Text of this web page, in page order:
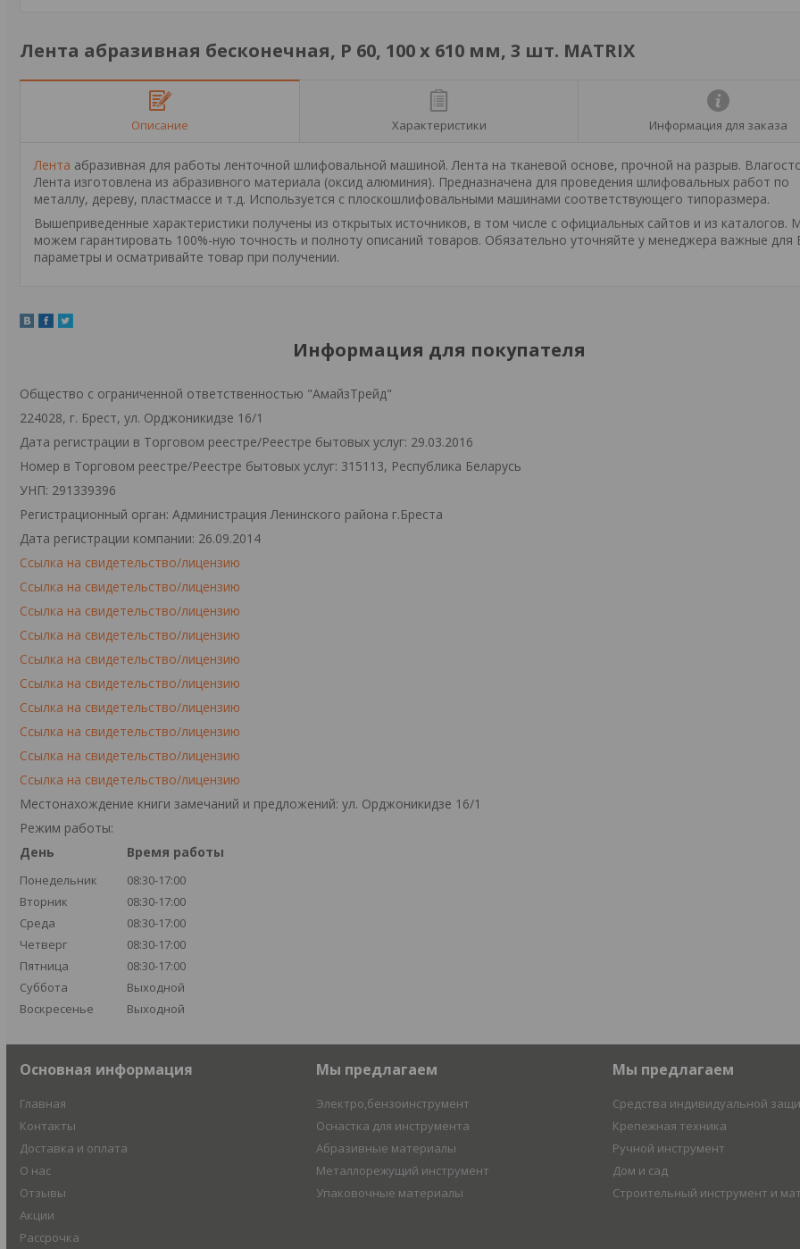
Лента абразивная бесконечная, P 60, 100 х 610 мм, 3 шт. MATRIX
Описание Характеристики Информация для заказа
Лента абразивная для работы ленточной шлифовальной машиной. Лента на тканевой основе, прочной на разрыв.
Лента изготовлена из абразивного материала (оксид алюминия). Предназначена для проведения шлифовальных работ по
металлу, дереву, пластмассе и т.д. Используется с плоскошлифовальными машинами соответствующего типоразмера.
Вышеприведенные характеристики получены из открытых источников, в том числе с официальных сайтов и из каталогов.
можем гарантировать 100%-ную точность и полноту описаний товаров. Обязательно уточняйте у менеджера важные для
параметры и осматривайте товар при получении.
Информация для покупателя
Общество с ограниченной ответственностью "АмайзТрейд"
224028, г. Брест, ул. Орджоникидзе 16/1
Дата регистрации в Торговом реестре/Реестре бытовых услуг: 29.03.2016
Номер в Торговом реестре/Реестре бытовых услуг: 315113, Республика Беларусь
УНП: 291339396
Регистрационный орган: Администрация Ленинского района г.Бреста
Дата регистрации компании: 26.09.2014
Ссылка на свидетельство/лицензию
Ссылка на свидетельство/лицензию
Ссылка на свидетельство/лицензию
Ссылка на свидетельство/лицензию
Ссылка на свидетельство/лицензию
Ссылка на свидетельство/лицензию
Ссылка на свидетельство/лицензию
Ссылка на свидетельство/лицензию
Ссылка на свидетельство/лицензию
Ссылка на свидетельство/лицензию
Местонахождение книги замечаний и предложений: ул. Орджоникидзе 16/1
Режим работы:
День
Время работы
Понедельник
08:30-17:00
Вторник
08:30-17:00
Среда
08:30-17:00
Четверг
08:30-17:00
Пятница
08:30-17:00
Суббота
Выходной
Воскресенье
Выходной
Основная информация
Главная
Контакты
Доставка и оплата
О нас
Отзывы
Акции
Рассрочка
Мы предлагаем
Электро,бензоинструмент
Оснастка для инструмента
Абразивные материалы
Металлорежущий инструмент
Упаковочные материалы
Мы предлагаем
Средства индивидуальной
Крепежная техника
Ручной инструмент
Дом и сад
Строительный инструмент и